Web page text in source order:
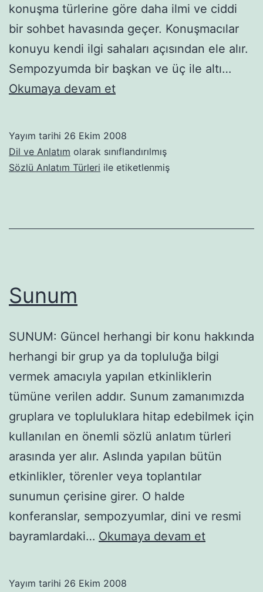
konuşma türlerine göre daha ilmi ve ciddi
bir sohbet havasında geçer. Konuşmacılar
konuyu kendi ilgi sahaları açısından ele alır.
Sempozyumda bir başkan ve üç ile altı…
Okumaya devam etSempozyum
Yayım tarihi 26 Ekim 2008
Dil ve Anlatım olarak sınıflandırılmış
Sözlü Anlatım Türleri ile etiketlenmiş
Sunum
SUNUM: Güncel herhangi bir konu hakkında
herhangi bir grup ya da topluluğa bilgi
vermek amacıyla yapılan etkinliklerin
tümüne verilen addır. Sunum zamanımızda
gruplara ve topluluklara hitap edebilmek için
kullanılan en önemli sözlü anlatım türleri
arasında yer alır. Aslında yapılan bütün
etkinlikler, törenler veya toplantılar
sunumun çerisine girer. O halde
konferanslar, sempozyumlar, dini ve resmi
bayramlardaki… Okumaya devam etSunum
Yayım tarihi 26 Ekim 2008